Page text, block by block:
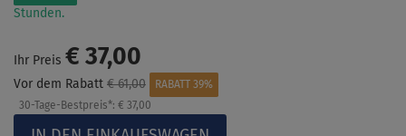
Stunden.
Ihr Preis € 37,00
Vor dem Rabatt € 61,00
RABATT 39%
30-Tage-Bestpreis*: € 37,00